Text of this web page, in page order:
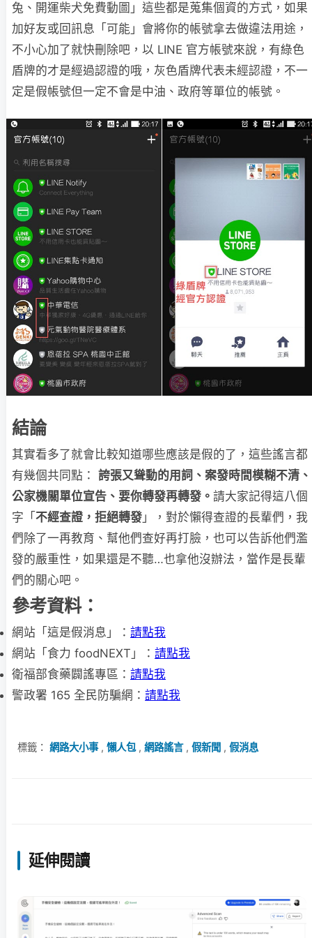
兔、開運柴犬免費動圖」這些都是蒐集個資的方式，如果
加好友或回訊息「可能」會將你的帳號拿去做違法用途，
不小心加了就快刪除吧，以 LINE 官方帳號來說，有綠色
盾牌的才是經過認證的哦，灰色盾牌代表未經認證，不一
定是假帳號但一定不會是中油、政府等單位的帳號。
結論
其實看多了就會比較知道哪些應該是假的了，這些謠言都
有幾個共同點： 誇張又聳動的用詞、案發時間模糊不清、
公家機關單位宣告、要你轉發再轉發。 請大家記得這八個
字「 不經查證，拒絕轉發 」，對於懶得查證的長輩們，我
們除了一再教育、幫他們查好再打臉，也可以告訴他們濫
發的嚴重性，如果還是不聽…也拿他沒辦法，當作是長輩
們的關心吧。
參考資料：
網站「這是假消息」： 請點我
網站「食力 foodNEXT」： 請點我
衛福部食藥闢謠專區： 請點我
警政署 165 全民防騙網： 請點我
標籤： 網路大小事, 懶人包, 網路謠言, 假新聞 , 假消息
延伸閱讀